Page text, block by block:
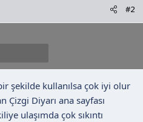
#2
şekilde kullanılsa çok iyi olur
Çizgi Diyarı ana sayfası
ulaşımda çok sıkıntı